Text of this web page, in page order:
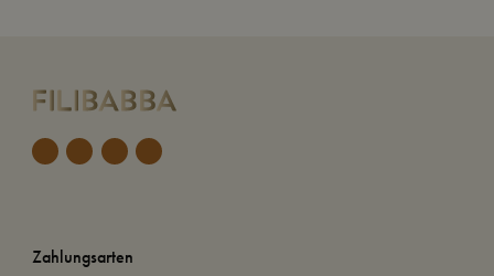
Zahlungsarten